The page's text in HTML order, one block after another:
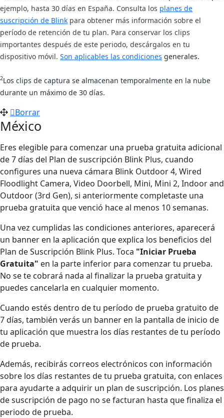
ejemplo, hasta 30 días en España. Consulta los planes de
suscripción de Blink para obtener más información sobre el
período de retención de tu plan. Para conservar los clips
importantes después de este periodo, descárgalos en tu
dispositivo móvil. Son aplicables las condiciones generales.
2Los clips de captura se almacenan temporalmente en la nube
durante un máximo de 30 días.
Borrar
México
Eres elegible para comenzar una prueba gratuita adicional
de 7 días del Plan de suscripción Blink Plus, cuando
configures una nueva cámara Blink Outdoor 4, Wired
Floodlight Camera, Video Doorbell, Mini, Mini 2, Indoor and
Outdoor (3rd Gen), si anteriormente completaste una
prueba gratuita que venció hace al menos 10 semanas.
Una vez cumplidas las condiciones anteriores, aparecerá
un banner en la aplicación que explica los beneficios del
Plan de Suscripción Blink Plus. Toca "Iniciar Prueba
Gratuita" en la parte inferior para comenzar tu prueba.
No se te cobrará nada al finalizar la prueba gratuita y
puedes cancelarla en cualquier momento.
Cuando estés dentro de tu período de prueba gratuito de
7 días, también verás un banner en la pantalla de inicio de
tu aplicación que muestra los días restantes de tu período
de prueba.
Además, recibirás correos electrónicos con información
sobre los días restantes de tu prueba gratuita, con enlaces
para ayudarte a adquirir un plan de suscripción. Los planes
de suscripción de pago no se facturan hasta que finaliza el
periodo de prueba.